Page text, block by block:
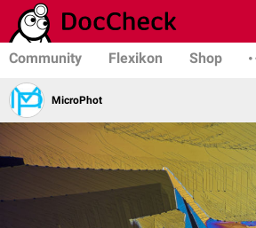
Community Flexikon Shop
MicroPhot